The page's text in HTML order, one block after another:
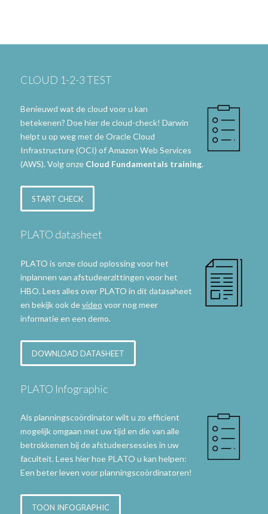
CLOUD 1-2-3 TEST
Benieuwd wat de cloud voor u kan
betekenen? Doe hier de cloud-check! Darwin
helpt u op weg met de Oracle Cloud
Infrastructure (OCI) of Amazon Web Services
(AWS). Volg onze Cloud Fundamentals training.
START CHECK
PLATO datasheet
PLATO is onze cloud oplossing voor het
inplannen van afstudeerzittingen voor het
HBO. Lees alles over PLATO in dit datasaheet
en bekijk ook devideo voor nog meer
informatie en een demo.
DOWNLOAD DATASHEET
PLATO Infographic
Als planningscoördinator wilt u zo efficient
mogelijk omgaan met uw tijd en die van alle
betrokkenen bij de afstudeersessies in uw
faculteit. Lees hier hoe PLATO u kan helpen:
Een beter leven voor planningscoördinatoren!
TOON INFOGRAPHIC